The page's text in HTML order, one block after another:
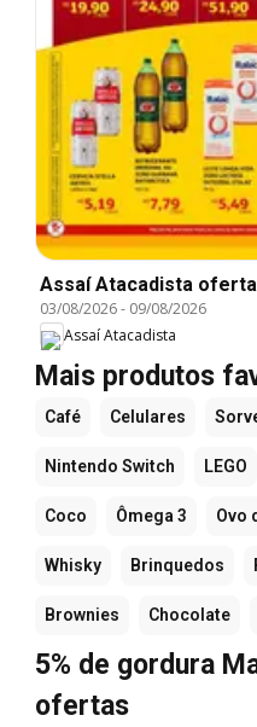
Assaí Atacadista
03/08/2026- 09/08/2026
Assaí Atacadista
Mais produtos
Café Celulares
Nintendo Switch LEGO
Coco Ômega 3 Ovo
Whisky Brinquedos
Brownies Chocolate
5% de gordura
ofertas